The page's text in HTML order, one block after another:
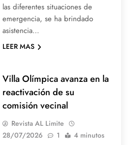
las diferentes situaciones de
emergencia, se ha brindado
asistencia…
LEER MAS
Villa Olímpica avanza en la
reactivación de su
comisión vecinal
Revista AL Limite
28/07/2026
1 4 minutos